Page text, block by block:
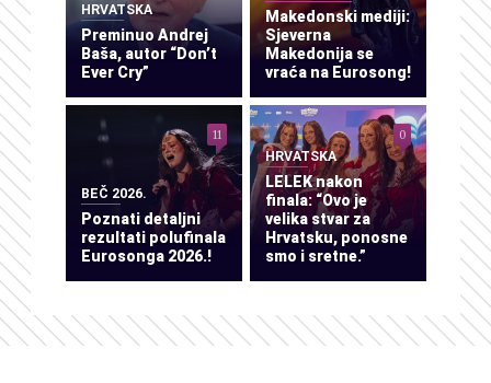
HRVATSKA
Preminuo Andrej
Baša, autor “Don’t
Ever Cry”
Makedonski mediji:
Sjeverna
Makedonija se
vraća na Eurosong!
BEČ 2026.
Poznati detaljni
rezultati polufinala
Eurosonga 2026.!
11
HRVATSKA
LELEK nakon
finala: “Ovo je
velika stvar za
Hrvatsku, ponosne
smo i sretne.”
0